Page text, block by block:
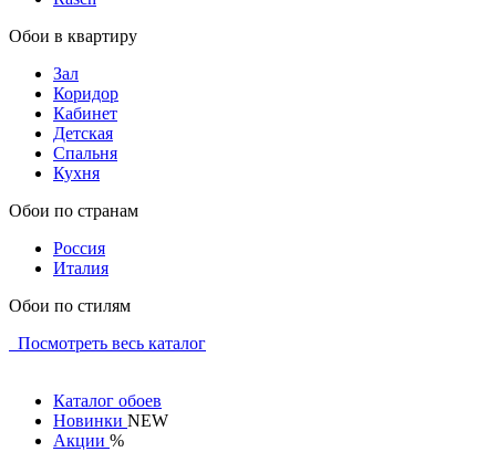
Обои в квартиру
Зал
Коридор
Кабинет
Детская
Спальня
Кухня
Обои по странам
Россия
Италия
Обои по стилям
Посмотреть весь каталог
Каталог обоев
Новинки NEW
Акции %